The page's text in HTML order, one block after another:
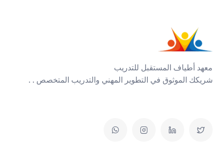
معهد أطياف المستقبل للتدريب
شريكك الموثوق في التطوير المهني والتدريب المتخصص . .